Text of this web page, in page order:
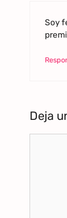
Soy
Deja